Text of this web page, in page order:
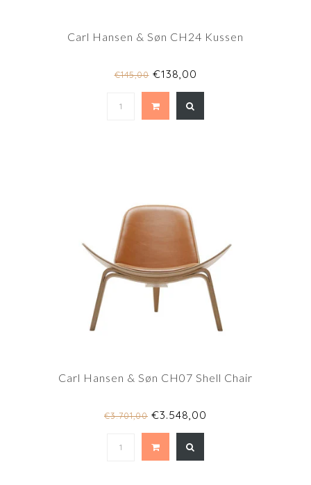
Carl Hansen & Søn CH24 Kussen
€145,00€138,00
Carl Hansen & Søn CH07 Shell Chair
€3.701,00 €3.548,00